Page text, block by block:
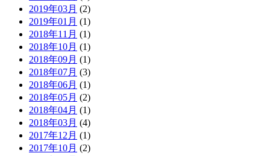
2019年03月 (2)
2019年01月 (1)
2018年11月 (1)
2018年10月 (1)
2018年09月 (1)
2018年07月 (3)
2018年06月 (1)
2018年05月 (2)
2018年04月 (1)
2018年03月 (4)
2017年12月 (1)
2017年10月 (2)